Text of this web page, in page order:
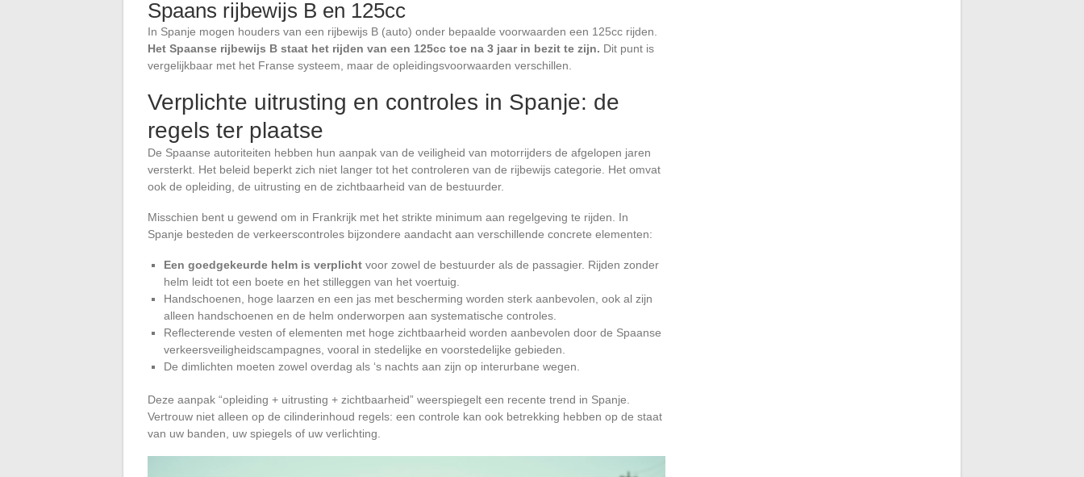
Spaans rijbewijs B en 125cc
In Spanje mogen houders van een rijbewijs B (auto) onder bepaalde voorwaarden een 125cc rijden.
Het Spaanse rijbewijs B staat het rijden van een 125cc toe na 3 jaar in bezit te zijn. Dit punt is
vergelijkbaar met het Franse systeem, maar de opleidingsvoorwaarden verschillen.
Verplichte uitrusting en controles in Spanje: de
regels ter plaatse
De Spaanse autoriteiten hebben hun aanpak van de veiligheid van motorrijders de afgelopen jaren
versterkt. Het beleid beperkt zich niet langer tot het controleren van de rijbewijs categorie. Het omvat
ook de opleiding, de uitrusting en de zichtbaarheid van de bestuurder.
Misschien bent u gewend om in Frankrijk met het strikte minimum aan regelgeving te rijden. In
Spanje besteden de verkeerscontroles bijzondere aandacht aan verschillende concrete elementen:
Een goedgekeurde helm is verplicht voor zowel de bestuurder als de passagier. Rijden zonder
helm leidt tot een boete en het stilleggen van het voertuig.
Handschoenen, hoge laarzen en een jas met bescherming worden sterk aanbevolen, ook al zijn
alleen handschoenen en de helm onderworpen aan systematische controles.
Reflecterende vesten of elementen met hoge zichtbaarheid worden aanbevolen door de Spaanse
verkeersveiligheidscampagnes, vooral in stedelijke en voorstedelijke gebieden.
De dimlichten moeten zowel overdag als ‘s nachts aan zijn op interurbane wegen.
Deze aanpak “opleiding + uitrusting + zichtbaarheid” weerspiegelt een recente trend in Spanje.
Vertrouw niet alleen op de cilinderinhoud regels: een controle kan ook betrekking hebben op de staat
van uw banden, uw spiegels of uw verlichting.